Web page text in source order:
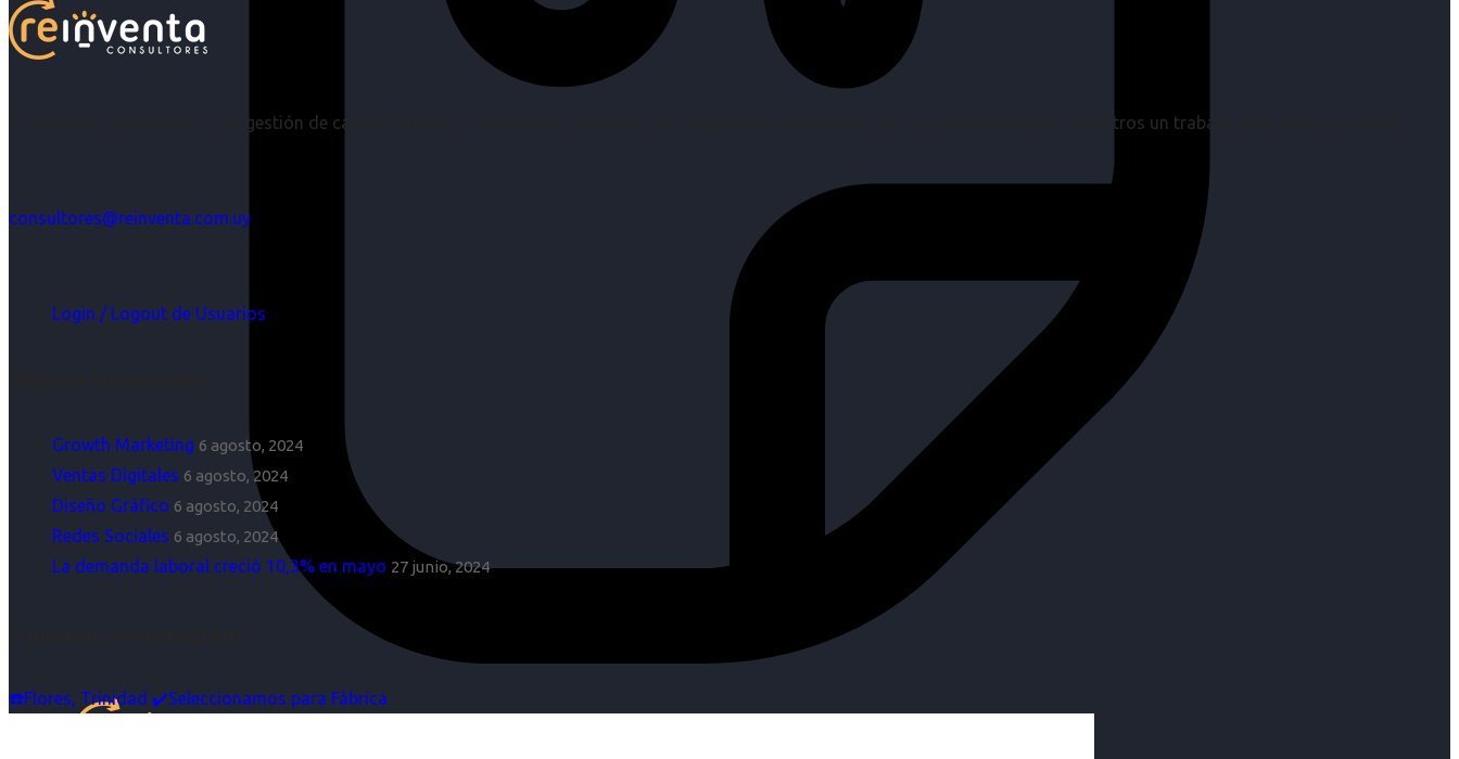
Acompañar a empresas en su gestión de capital humano y acompañar a personas en la búsqueda y encuentro de sus objetivos es para nosotros un trabajo, pero antes un placer.
consultores@reinventa.com.uy
Login / Logout de Usuarios
Growth Marketing 6 agosto, 2024
Ventas Digitales 6 agosto, 2024
Diseño Gráfico 6 agosto, 2024
Redes Sociales 6 agosto, 2024
La demanda laboral creció 10,3% en mayo 27 junio, 2024
☎️Flores, Trinidad ✔️Seleccionamos para Fábrica